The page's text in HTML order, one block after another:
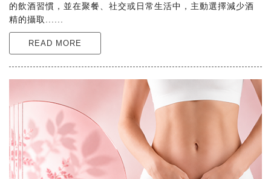
的飲酒習慣，並在聚餐、社交或日常生活中，主動選擇減少酒
精的攝取......
READ MORE